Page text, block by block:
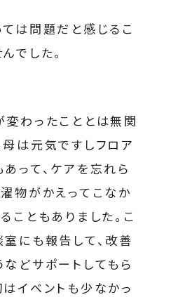
は問題だと感じるこ
でした。
変わったこととは無関
は元気ですしフロア
って、ケアを忘れら
物がかえってこなか
こともありました。こ
にも報告して、改善
どサポートしてもら
イベントも少なかっ